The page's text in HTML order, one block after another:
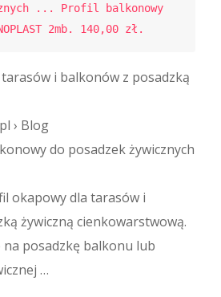
... Profil balkonowy
2mb. 140,00 zł.
i balkonów z posadzką
› Blog
do posadzek żywicznych
okapowy dla tarasów i
żywiczną cienkowarstwową.
na posadzkę balkonu lub
…